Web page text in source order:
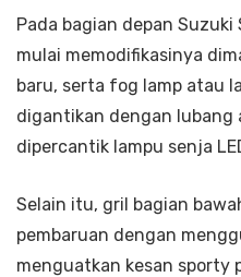
Pada bagian depan Suzuki
mulai memodifikasinya
baru, serta fog lamp atau
digantikan dengan lubang
dipercantik lampu senja
Selain itu, gril bagian
pembaruan dengan
menguatkan kesan sporty